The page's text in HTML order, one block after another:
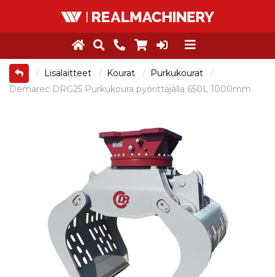
Lisälaitteet Kourat
Purkukourat
Demarec DRG25 Purkukoura pyörittäjällä 650L 1000mm